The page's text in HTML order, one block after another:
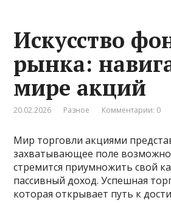
Искусство
рынка:
мире акций
20.02.2026 Разное Комментарии: 0
Мир торговли акциями
захватывающее поле
стремится приумножить свой
пассивный доход. Успешная
которая открывает путь к